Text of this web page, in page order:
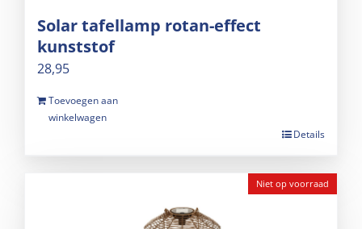
Solar tafellamp rotan-effect
kunststof
28,95
Toevoegen aan
winkelwagen
Details
Niet op voorraad